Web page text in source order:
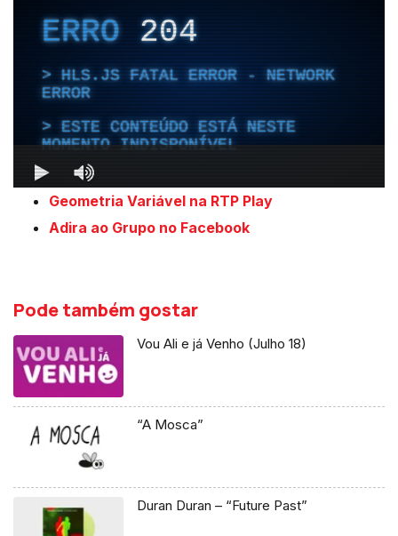
Geometria Variável na RTP Play
Adira ao Grupo no Facebook
Pode também gostar
Vou Ali e já Venho (Julho 18)
“A Mosca”
Duran Duran – “Future Past”